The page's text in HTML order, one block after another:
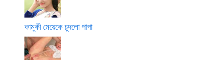
কামুকী মেয়েকে চুদলো পাপা